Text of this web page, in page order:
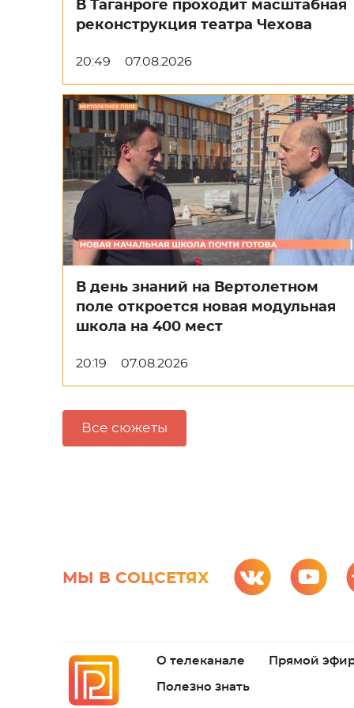
В Таганроге проходит масштабная
реконструкция театра Чехова
20:49 07.08.2026
В день знаний на Вертолетном
поле откроется новая модульная
школа на 400 мест
20:19 07.08.2026
Все сюжеты
МЫ В СОЦСЕТЯХ
О телеканале Прямой
Полезно знать